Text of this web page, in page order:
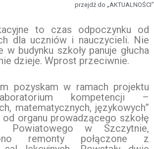
przejdź do „AKTUALNOŚCI”
to czas odpoczynku od
dla uczniów i nauczycieli. Nie
budynku szkoły panuje głucha
dzieje. Wprost przeciwnie.
pozyskam w ramach projektu
kompetencji –
matematycznych, językowych”
organu prowadzącego szkołę
Powiatowego w Szczytnie,
remonty połączone z